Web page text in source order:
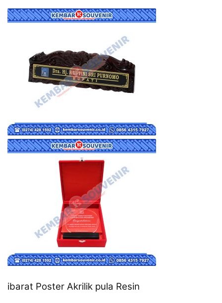
ibarat Poster Akrilik pula Resin